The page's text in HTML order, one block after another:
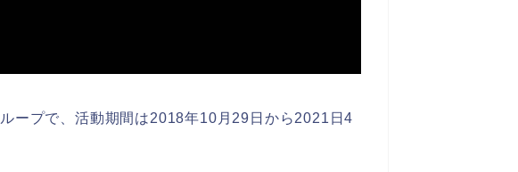
ープで、活動期間は2018年10月29日から2021日4